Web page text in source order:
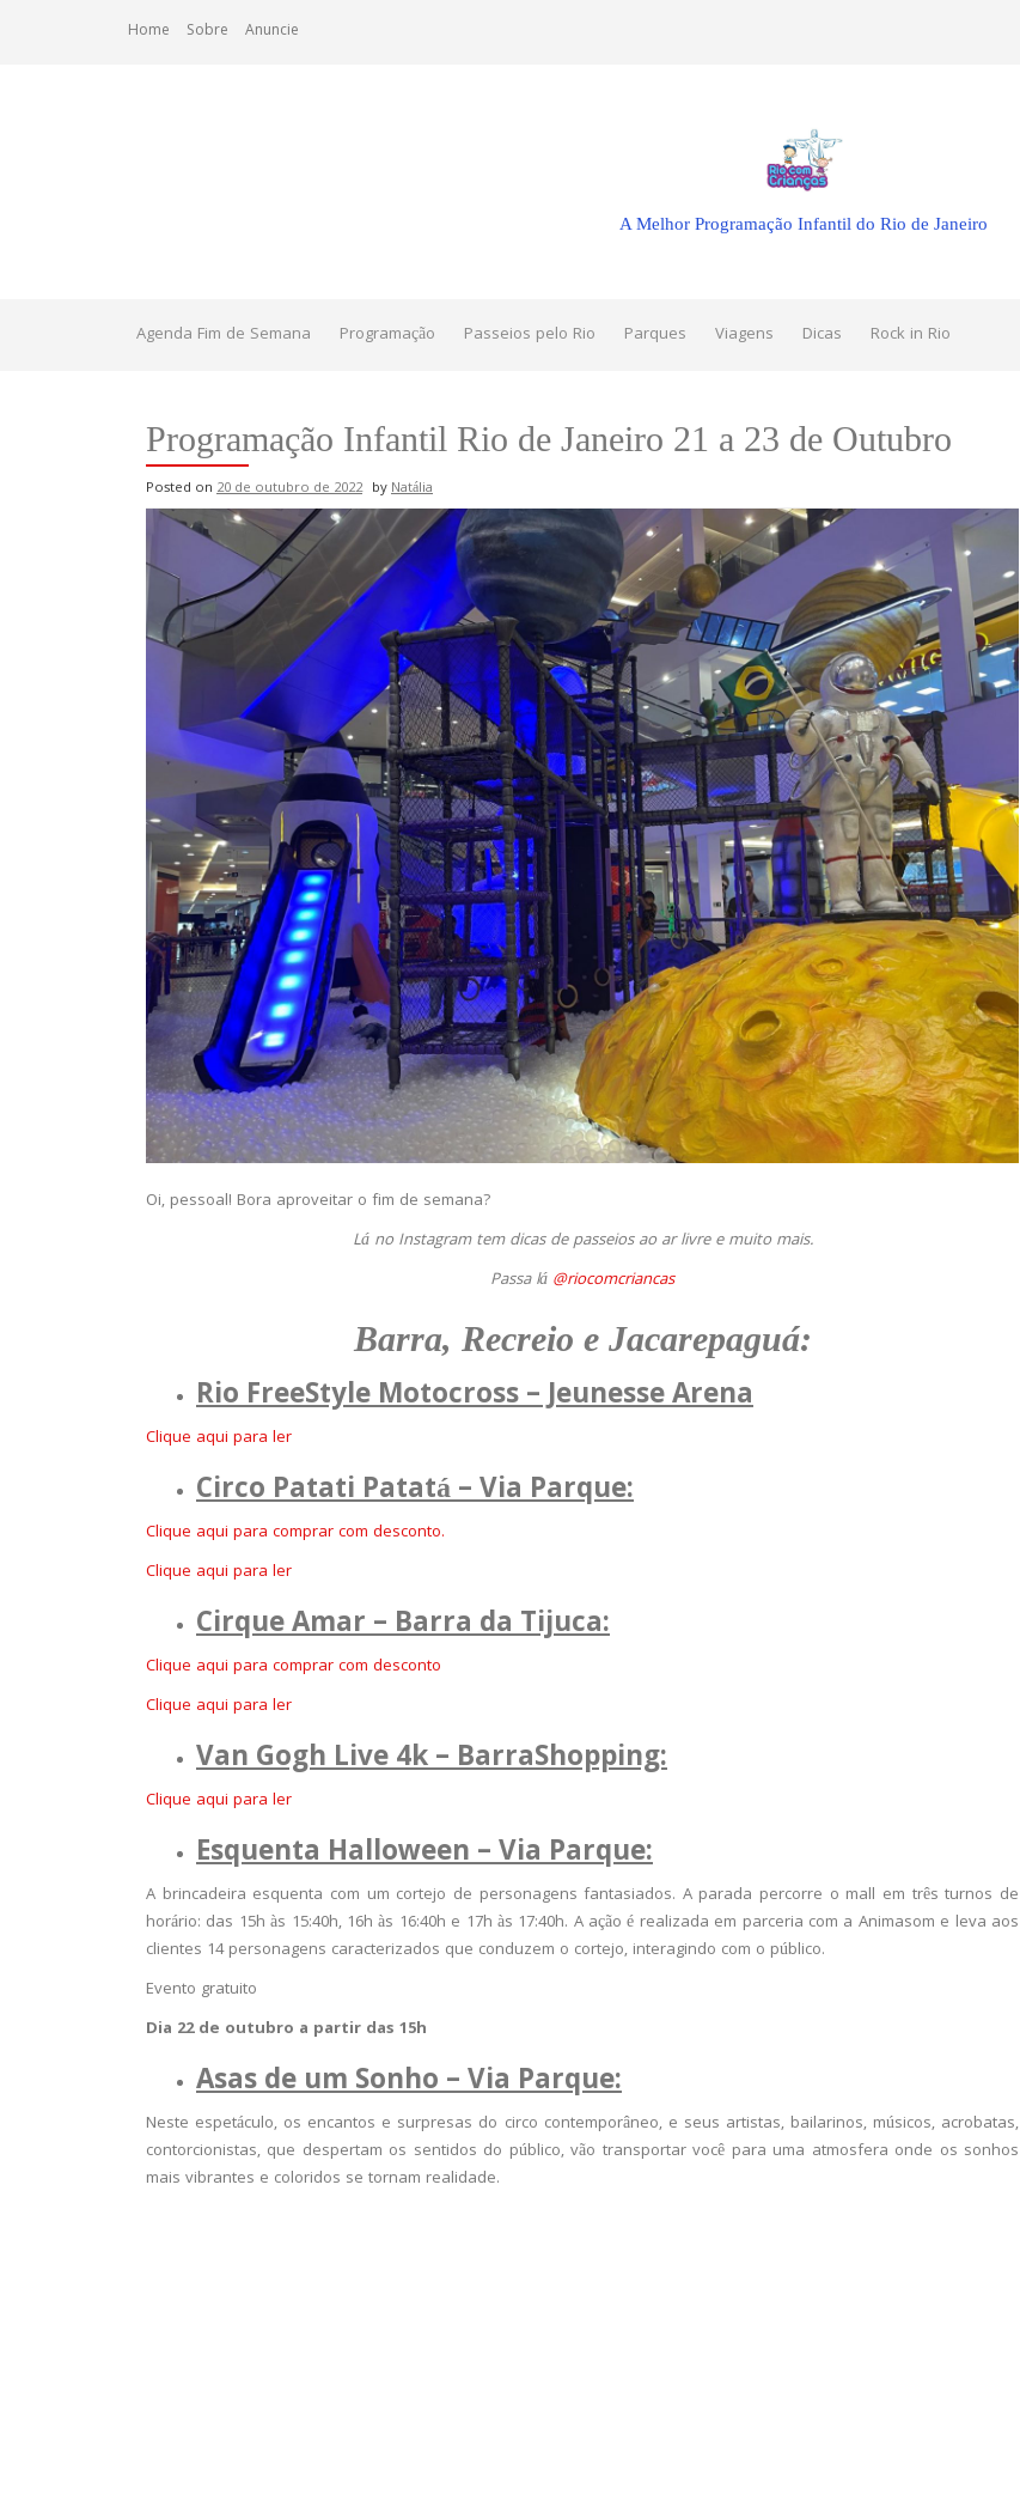
Home Sobre Anuncie
A Melhor Programação Infantil do Rio de Janeiro
Agenda Fim de Semana Programação Passeios pelo Rio Parques Viagens Dicas Rock in Rio
Programação Infantil Rio de Janeiro 21 a 23 de Outubro
Posted on 20 de outubro de 2022 byNatália
Oi, pessoal! Bora aproveitar o fim de semana?
Lá no Instagram tem dicas de passeios ao ar livre e muito mais.
Passa lá @riocomcriancas
Barra, Recreio e Jacarepaguá:
Rio FreeStyle Motocross – Jeunesse Arena
Clique aqui para ler
Circo Patati Patatá – Via Parque:
Clique aqui para comprar com desconto.
Clique aqui para ler
Cirque Amar – Barra da Tijuca:
Clique aqui para comprar com desconto
Clique aqui para ler
Van Gogh Live 4k – BarraShopping:
Clique aqui para ler
Esquenta Halloween – Via Parque:
A brincadeira esquenta com um cortejo de personagens fantasiados. A parada percorre o mall em três turnos de
horário: das 15h às 15:40h, 16h às 16:40h e 17h às 17:40h. A ação é realizada em parceria com a Animasom e leva aos
clientes 14 personagens caracterizados que conduzem o cortejo, interagindo com o público.
Evento gratuito
Dia 22 de outubro a partir das 15h
Asas de um Sonho – Via Parque:
Neste espetáculo, os encantos e surpresas do circo contemporâneo, e seus artistas, bailarinos, músicos, acrobatas,
contorcionistas, que despertam os sentidos do público, vão transportar você para uma atmosfera onde os sonhos
mais vibrantes e coloridos se tornam realidade.